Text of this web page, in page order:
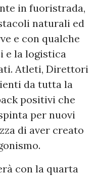
in fuoristrada,
naturali ed
e con qualche
e la logistica
Atleti, Direttori
da tutta la
positivi che
per nuovi
di aver creato
con la quarta